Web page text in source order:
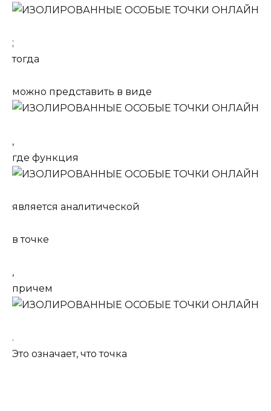
;
тогда
можно представить в виде
,
где функция
является аналитической
в точке
,
причем
.
Это означает, что точка